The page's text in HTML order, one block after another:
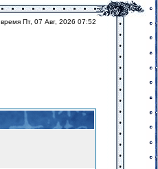
Пт, 07 Авг, 2026 07:52